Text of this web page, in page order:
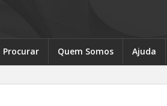
Procurar Quem Somos Ajuda